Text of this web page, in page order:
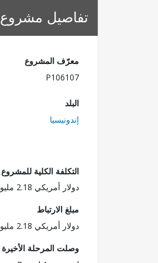
تفاصيل مشروع
معرّف المشروع
P106107
البلد
إندونيسيا
التكلفة الكلية للمشروع
دولار أمريكي 2.18 مليون
مبلغ الارتباط
دولار أمريكي 2.18 مليون
وصلت المرحلة الأخيرة